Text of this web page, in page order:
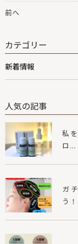
前へ
カテゴリー
新着情報
人気の記事
私
ロ...
ガ
う